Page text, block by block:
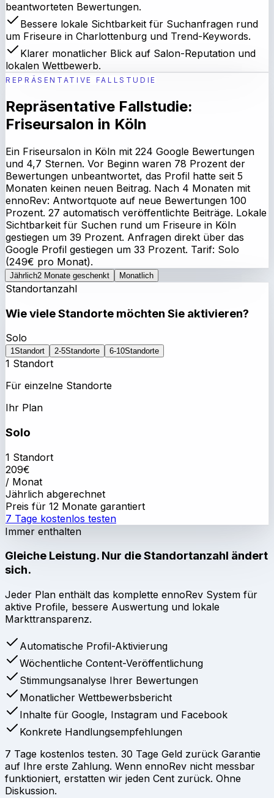
beantworteten Bewertungen.
Bessere lokale Sichtbarkeit für Suchanfragen rund
um Friseure in Charlottenburg und Trend-Keywords.
Klarer monatlicher Blick auf Salon-Reputation und
lokalen Wettbewerb.
REPRÄSENTATIVE FALLSTUDIE
Repräsentative Fallstudie:
Friseursalon in Köln
Ein Friseursalon in Köln mit 224 Google Bewertungen
und 4,7 Sternen. Vor Beginn waren 78 Prozent der
Bewertungen unbeantwortet, das Profil hatte seit 5
Monaten keinen neuen Beitrag. Nach 4 Monaten mit
ennoRev: Antwortquote auf neue Bewertungen 100
Prozent. 27 automatisch veröffentlichte Beiträge. Lokale
Sichtbarkeit für Suchen rund um Friseure in Köln
gestiegen um 39 Prozent. Anfragen direkt über das
Google Profil gestiegen um 33 Prozent. Tarif: Solo
(249€ pro Monat).
Jährlich2 Monate geschenkt Monatlich
Standortanzahl
Wie viele Standorte möchten Sie aktivieren?
Solo
1Standort 2-5Standorte 6-10Standorte
1 Standort
Für einzelne Standorte
Ihr Plan
Solo
1 Standort
209€
/ Monat
Jährlich abgerechnet
Preis für 12 Monate garantiert
7 Tage kostenlos testen
Immer enthalten
Gleiche Leistung. Nur die Standortanzahl ändert
sich.
Jeder Plan enthält das komplette ennoRev System für
aktive Profile, bessere Auswertung und lokale
Markttransparenz.
Automatische Profil-Aktivierung
Wöchentliche Content-Veröffentlichung
Stimmungsanalyse Ihrer Bewertungen
Monatlicher Wettbewerbsbericht
Inhalte für Google, Instagram und Facebook
Konkrete Handlungsempfehlungen
7 Tage kostenlos testen. 30 Tage Geld zurück Garantie
auf Ihre erste Zahlung. Wenn ennoRev nicht messbar
funktioniert, erstatten wir jeden Cent zurück. Ohne
Diskussion.